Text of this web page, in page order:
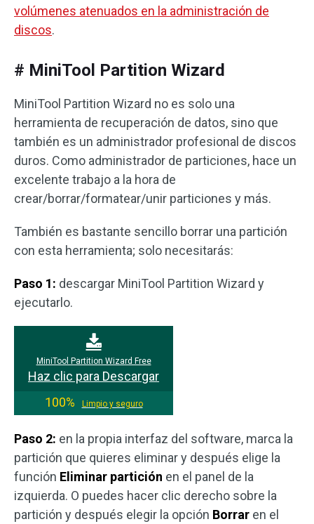
volúmenes atenuados en la administración de
discos.
# MiniTool Partition Wizard
MiniTool Partition Wizard no es solo una
herramienta de recuperación de datos, sino que
también es un administrador profesional de discos
duros. Como administrador de particiones, hace un
excelente trabajo a la hora de
crear/borrar/formatear/unir particiones y más.
También es bastante sencillo borrar una partición
con esta herramienta; solo necesitarás:
Paso 1: descargar MiniTool Partition Wizard y
ejecutarlo.
MiniTool Partition Wizard Free
Haz clic para Descargar
100%
Limpio y seguro
Paso 2: en la propia interfaz del software, marca la
partición que quieres eliminar y después elige la
función Eliminar partición en el panel de la
izquierda. O puedes hacer clic derecho sobre la
partición y después elegir la opción Borrar en el